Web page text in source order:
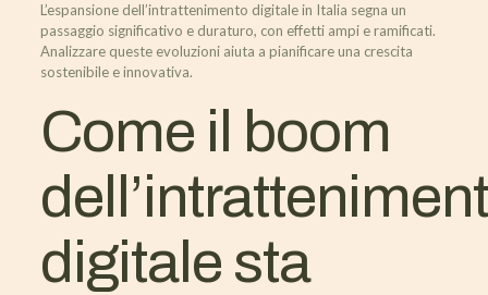
L’espansione dell’intrattenimento digitale in Italia segna un
passaggio significativo e duraturo, con effetti ampi e ramificati.
Analizzare queste evoluzioni aiuta a pianificare una crescita
sostenibile e innovativa.
Come il boom
digitale sta